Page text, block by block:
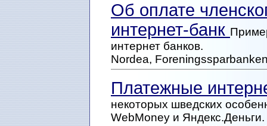
Об оплате
интернет-банк
интернет банков.
Nordea,
Платежные
некоторых шведских
WebMoney и Яндекс.Деньги.